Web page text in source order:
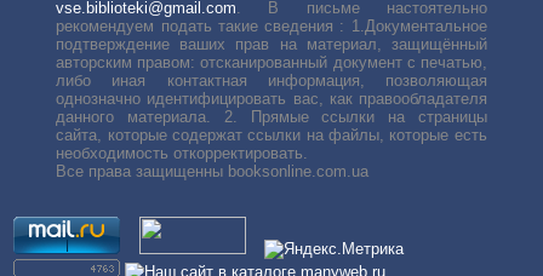
vse.biblioteki@gmail.com . В письме настоятельно
рекомендуем подать такие сведения : 1.Документальное
подтверждение ваших прав на материал, защищённый
авторским правом: отсканированный документ с печатью,
либо иная контактная информация, позволяющая
однозначно идентифицировать вас, как правообладателя
данного материала. 2. Прямые ссылки на страницы
сайта, которые содержат ссылки на файлы, которые есть
необходимость откорректировать.
Все права защищенны booksonline.com.ua